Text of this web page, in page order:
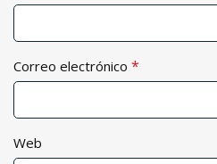
Correo electrónico *
Web